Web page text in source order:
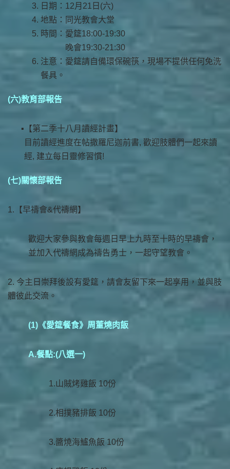
日期：12月21日(六)
地點：同光教會大堂
時間：愛筵18:00-19:30
晚會19:30-21:30
注意：愛筵請自備環保碗筷，現場不提供任何免洗
餐具。
(六)教育部報告
【第二季十八月讀經計畫】
目前讀經進度在帖撒羅尼迦前書, 歡迎肢體們一起來讀
經, 建立每日靈修習慣!
(七)關懷部報告
1.【早禱會&代禱網】
歡迎大家參與教會每週日早上九時至十時的早禱會，
並加入代禱網成為禱告勇士，一起守望教會。
2. 今主日崇拜後設有愛筵，請會友留下來一起享用，並與肢
體彼此交流。
(1)《愛筵餐食》周董燒肉飯
A.餐點:(八選一)
1.山賊烤雞飯 10份
2.相撲豬排飯 10份
3.醬燒海鱸魚飯 10份